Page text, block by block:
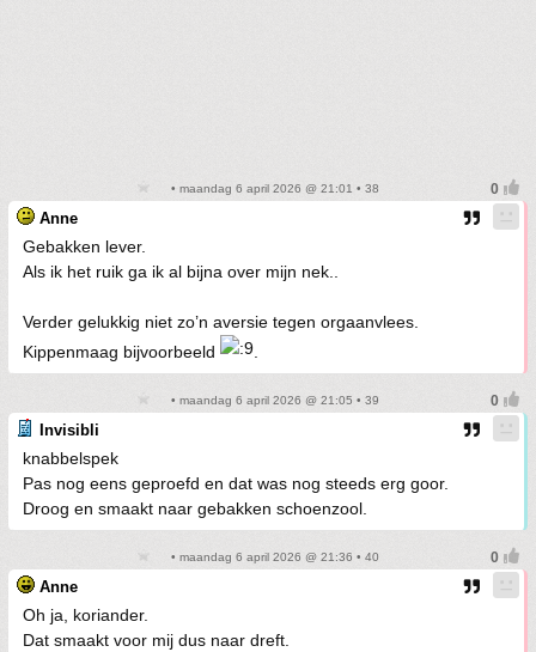
• maandag 6 april 2026 @ 21:01 • 38
Anne
Gebakken lever.
Als ik het ruik ga ik al bijna over mijn nek..
Verder gelukkig niet zo’n aversie tegen orgaanvlees.
Kippenmaag bijvoorbeeld
• maandag 6 april 2026 @ 21:05 • 39
Invisibli
knabbelspek
Pas nog eens geproefd en dat was nog steeds erg goor.
Droog en smaakt naar gebakken schoenzool.
• maandag 6 april 2026 @ 21:36 • 40
Anne
Oh ja, koriander.
Dat smaakt voor mij dus naar dreft.